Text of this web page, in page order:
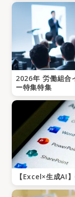
2026年 労働組合
ー特集特集
【Excel×生成AI